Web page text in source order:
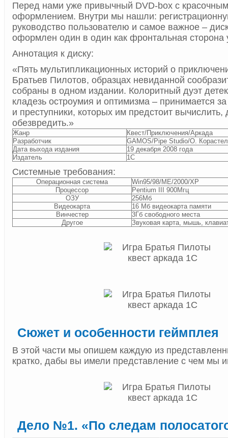
Перед нами уже привычный DVD-box с
оформлением. Внутри мы нашли:
руководство пользователю и самое важное –
оформлен один в один как фронтальная сторона
Аннотация к диску:
«Пять мультипликационных историй о
Братьев Пилотов, образцах невиданной
собраны в одном издании. Колоритный дуэт
кладезь остроумия и оптимизма – принимается
и преступники, которых им предстоит вычислить,
обезвредить.»
Жанр
Квест/Приключения/Аркада
Разработчик
GAMOS/Pipe Studio/О.
Дата выхода издания
19 декабря 2008 года
Издатель
1С
Системные требования:
Операционная система
Win95/98/ME/2000/XP
Процессор
Pentium III 900Мгц
ОЗУ
256Мб
Видеокарта
16 Мб видеокарта памяти
Винчестер
3Гб свободного места
Другое
Звуковая карта, мышь,
Сюжет и особенности геймплея
В этой части мы опишем каждую из
кратко, дабы вы имели представление с чем мы
Дело №1. «По следам